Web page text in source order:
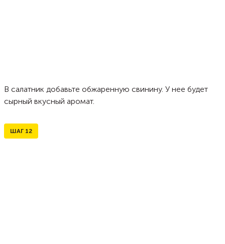
В салатник добавьте обжаренную свинину. У нее будет
сырный вкусный аромат.
ШАГ 12